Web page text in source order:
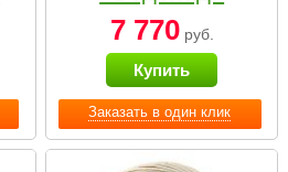
Заказать в один клик
7 770руб.
Купить